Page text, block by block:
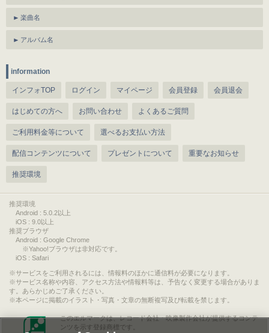
楽曲名
アルバム名
information
インフォTOP ログイン マイページ 会員登録 会員退会
はじめての方へ お問い合わせ よくあるご質問
ご利用料金等について 選べるお支払い方法
配信コンテンツについて プレゼントについて 重要なお知らせ
推奨環境
推奨環境
Android : 5.0.2以上
iOS : 9.0以上
推奨ブラウザ
Android : Google Chrome
※Yahoo!ブラウザは非対応です。
iOS : Safari
サービスをご利用されるには、情報料のほかに通信料が必要になります。
サービス名称や内容、アクセス方法や情報料等は、予告なく変更する場合がありま
す。あらかじめご了承ください。
本ページに掲載のイラスト・写真・文章の無断複写及び転載を禁じます。
このエルマークは、レコード会社・映像製作会社が提供するコンテ
ンツを示す登録商標です。